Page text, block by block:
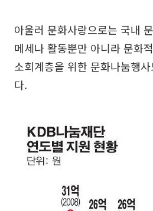
아울러 문화사랑으로는 국내
메세나 활동뿐만 아니라 문화
소회계층을 위한 문화나눔행
다.